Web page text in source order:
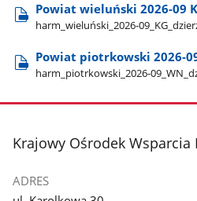
Powiat wieluński 2026-09
harm​_wieluński​_2026-
Powiat piotrkowski 2026-
harm​_piotrkowski​_2026-
stopka
Krajowy Ośrodek Wsparcia
ADRES